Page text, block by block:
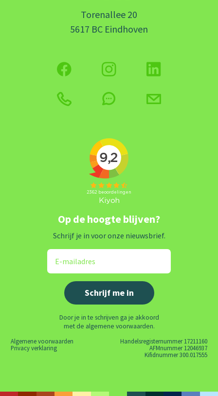
Torenallee 20
5617 BC Eindhoven
Op de hoogte blijven?
Schrijf je in voor onze nieuwsbrief.
Door je in te schrijven ga je akkoord
met de algemene voorwaarden.
Algemene voorwaarden
Privacy verklaring
Handelsregisternummer 17211160
AFMnummer 12046937
Kifidnummer 300.017555